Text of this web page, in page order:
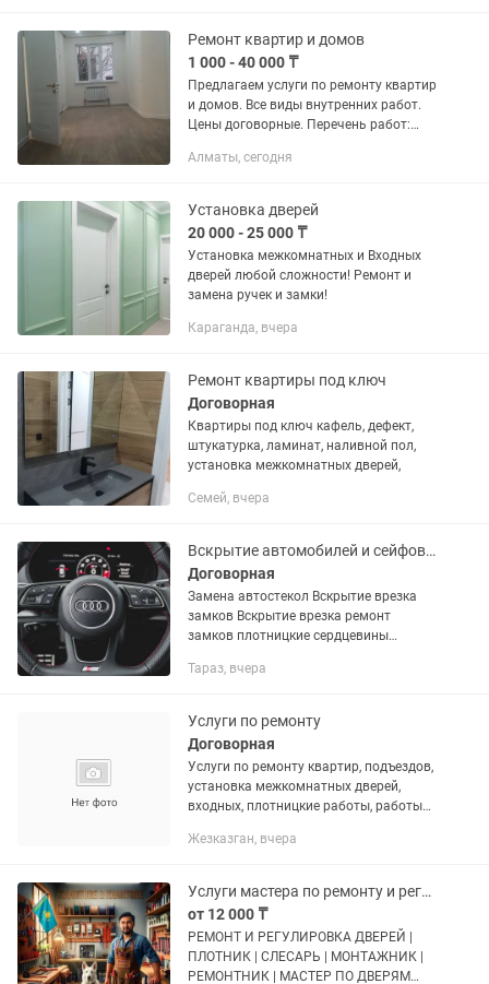
только...
Ремонт квартир и домов
1 000 - 40 000 ₸
Предлагаем услуги по ремонту квартир
и домов. Все виды внутренних работ.
Цены договорные. Перечень работ:
Выравнивание стен, полов и потолков
Алматы, сегодня
Установка дверей
20 000 - 25 000 ₸
Установка межкомнатных и Входных
дверей любой сложности! Ремонт и
замена ручек и замки!
Караганда, вчера
Ремонт квартиры под ключ
Договорная
Квартиры под ключ кафель, дефект,
штукатурка, ламинат, наливной пол,
установка межкомнатных дверей,
Семей, вчера
Вскрытие автомобилей и сейфов плотник врезка замков замена автостекол
Договорная
Замена автостекол Вскрытие врезка
замков Вскрытие врезка ремонт
замков плотницкие сердцевины
Качественно и недорого Стаж более 30
Тараз, вчера
Услуги по ремонту
Договорная
Услуги по ремонту квартир, подъездов,
установка межкомнатных дверей,
входных, плотницкие работы, работы
демонтажа
Жезказган, вчера
Услуги мастера по ремонту и регулировке дверей. Плотник-слесарь
от 12 000 ₸
РЕМОНТ И РЕГУЛИРОВКА ДВЕРЕЙ |
ПЛОТНИК | СЛЕСАРЬ | МОНТАЖНИК |
РЕМОНТНИК | МАСТЕР ПО ДВЕРЯМ